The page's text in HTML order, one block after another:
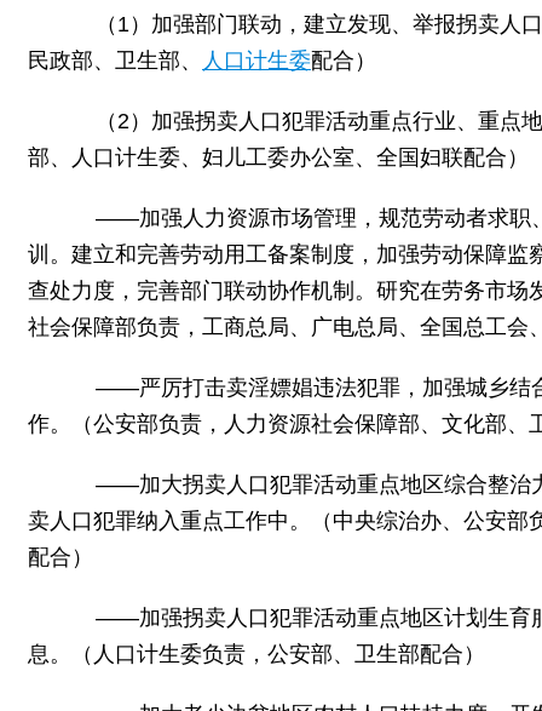
（1）加强部门联动，建立发现、举报拐卖人口
民政部、卫生部、
人口计生委配合）
（2）加强拐卖人口犯罪活动重点行业、重点地
部、人口计生委、妇儿工委办公室、全国妇联配合）
——加强人力资源市场管理，规范劳动者求职、
训。建立和完善劳动用工备案制度，加强劳动保障
查处力度，完善部门联动协作机制。研究在劳务市
社会保障部负责，工商总局、广电总局、全国总工
——严厉打击卖淫嫖娼违法犯罪，加强城乡结合
作。（公安部负责，人力资源社会保障部、文化部、
——加大拐卖人口犯罪活动重点地区综合整治力
卖人口犯罪纳入重点工作中。（中央综治办、公安
配合）
——加强拐卖人口犯罪活动重点地区计划生育服
息。（人口计生委负责，公安部、卫生部配合）